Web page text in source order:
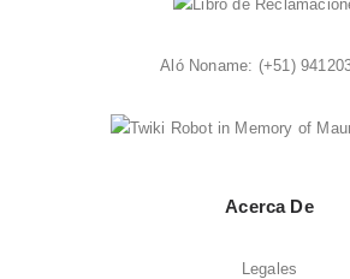
Aló Noname: (+51)
Acerca De
Legales